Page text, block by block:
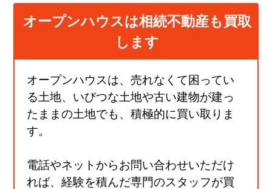
オープンハウスは相続不動産も買取
します
オープンハウスは、売れなくて困ってい
る土地、いびつな土地や古い建物が建っ
たままの土地でも、積極的に買い取りま
す。
電話やネットからお問い合わせいただけ
れば、経験を積んだ専門のスタッフが買